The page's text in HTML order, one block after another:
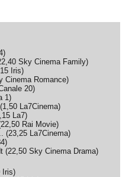
)
Sky Cinema Family)
Iris)
Cinema Romance)
20)
1)
(1,50 La7Cinema)
La7)
22,50 Rai Movie)
(23,25 La7Cinema)
)
(22,50 Sky Cinema Drama)
Iris)